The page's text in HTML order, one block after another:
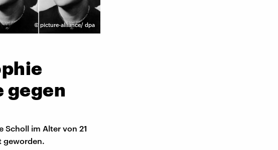
© picture-alliance/ dpa
gegen
Scholl im Alter von 21
geworden.